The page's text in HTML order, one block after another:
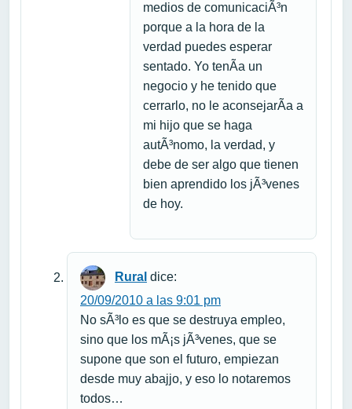
medios de comunicaciÃ³n
porque a la hora de la
verdad puedes esperar
sentado. Yo tenÃ­a un
negocio y he tenido que
cerrarlo, no le aconsejarÃ­a a
mi hijo que se haga
autÃ³nomo, la verdad, y
debe de ser algo que tienen
bien aprendido los jÃ³venes
de hoy.
Rural dice:
20/09/2010 a las 9:01 pm
No sÃ³lo es que se destruya empleo,
sino que los mÃ¡s jÃ³venes, que se
supone que son el futuro, empiezan
desde muy abajjo, y eso lo notaremos
todos…